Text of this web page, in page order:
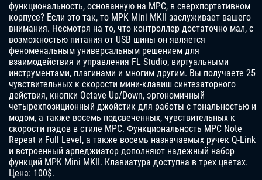
функциональность, основанную на MPC, в сверхпортативном
корпусе? Если это так, то MPK Mini MKII заслуживает вашего
внимания. Несмотря на то, что контроллер достаточно мал, с
возможностью питания от USB шины он является
феноменальным универсальным решением для
взаимодействия и управления FL Studio, виртуальными
инструментами, плагинами и многим другим. Вы получаете 25
чувствительных к скорости мини-клавиш синтезаторного
действия, кнопки Octave Up/Down, эргономичный
четырехпозиционный джойстик для работы с тональностью и
модом, а также восемь подсвеченных, чувствительных к
скорости пэдов в стиле MPC. Функциональность MPC Note
Repeat и Full Level, а также восемь назначаемых ручек Q-Link
и встроенный арпеджиатор дополняют надежный набор
функций MPK Mini MKII. Клавиатура доступна в трех цветах.
Цена: 100$.